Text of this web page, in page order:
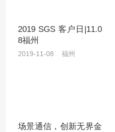
2019 SGS 客户日|11.0
8福州
2019-11-08 福州
场景通信，创新无界金